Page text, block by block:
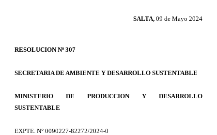
SALTA, 09 de Mayo 2024
RESOLUCION Nº 307
SECRETARIA DE AMBIENTE Y DESARROLLO SUSTENTABLE
MINISTERIO DE PRODUCCION Y DESARROLLO
SUSTENTABLE
EXPTE. N° 0090227-82272/2024-0